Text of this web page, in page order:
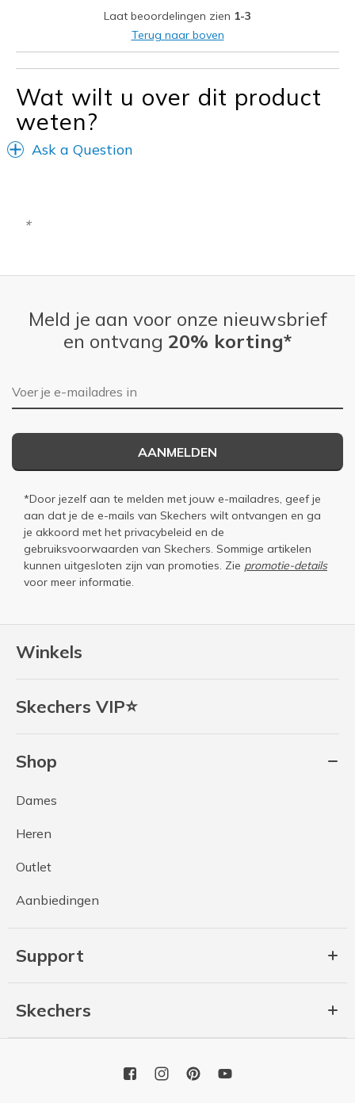
Beste toepassingen
Casual Wear
Going Out
Travel
Width
Feels true to width
Laat beoordelingen zien 1-3
Terug naar boven
Wat wilt u over dit product
weten?
Ask a Question
Winkels
Skechers VIP⭐
Shop
Dames
Heren
Outlet
Aanbiedingen
Support
Skechers
Meld je aan voor onze nieuwsbrief
en ontvang 20% korting*
E-mailadres
AANMELDEN
*Door jezelf aan te melden met jouw e-mailadres, geef je
aan dat je de e-mails van Skechers wilt ontvangen en ga
je akkoord met het privacybeleid en de
gebruiksvoorwaarden van Skechers. Sommige artikelen
kunnen uitgesloten zijn van promoties. Zie promotie-details
voor meer informatie.